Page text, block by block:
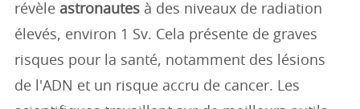
révèle astronautes à des niveaux de radiation
élevés, environ 1 Sv. Cela présente de graves
risques pour la santé, notamment des lésions
de l'ADN et un risque accru de cancer. Les